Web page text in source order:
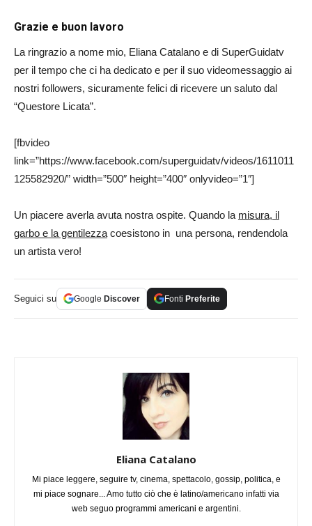
Grazie e buon lavoro
La ringrazio a nome mio, Eliana Catalano e di SuperGuidatv
per il tempo che ci ha dedicato e per il suo videomessaggio ai
nostri followers, sicuramente felici di ricevere un saluto dal
“Questore Licata”.
[fbvideo
link=”https://www.facebook.com/superguidatv/videos/1611011
125582920/” width=”500″ height=”400″ onlyvideo=”1″]
Un piacere averla avuta nostra ospite. Quando la misura, il
garbo e la gentilezza coesistono in una persona, rendendola
un artista vero!
Seguici su Google Discover Fonti Preferite
Eliana Catalano
Mi piace leggere, seguire tv, cinema, spettacolo, gossip, politica, e
mi piace sognare... Amo tutto ciò che è latino/americano infatti via
web seguo programmi americani e argentini.